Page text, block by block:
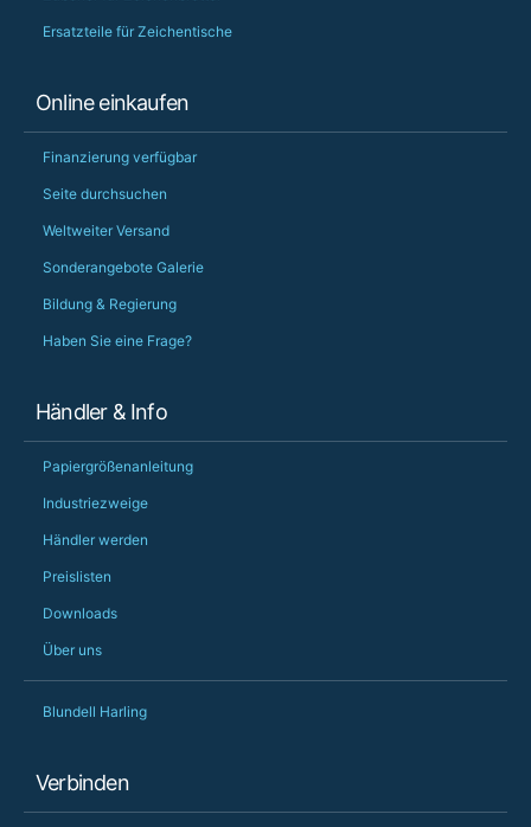
Ersatzteile für Zeichentische
Online einkaufen
Finanzierung verfügbar
Seite durchsuchen
Weltweiter Versand
Sonderangebote Galerie
Bildung & Regierung
Haben Sie eine Frage?
Händler & Info
Papiergrößenanleitung
Industriezweige
Händler werden
Preislisten
Downloads
Über uns
Blundell Harling
Verbinden